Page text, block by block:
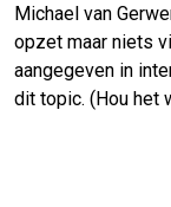
Michael van
opzet maar niets
aangegeven in
dit topic. (Hou het